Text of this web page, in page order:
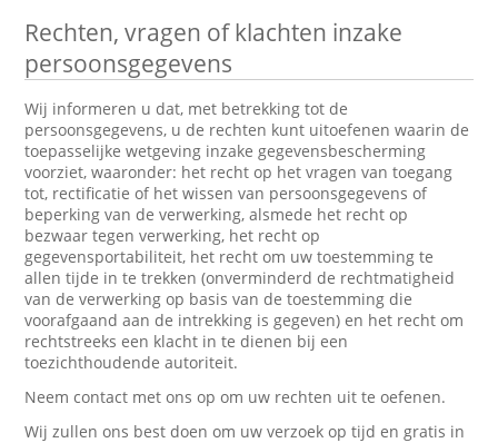
Rechten, vragen of klachten inzake
persoonsgegevens
Wij informeren u dat, met betrekking tot de
persoonsgegevens, u de rechten kunt uitoefenen waarin de
toepasselijke wetgeving inzake gegevensbescherming
voorziet, waaronder: het recht op het vragen van toegang
tot, rectificatie of het wissen van persoonsgegevens of
beperking van de verwerking, alsmede het recht op
bezwaar tegen verwerking, het recht op
gegevensportabiliteit, het recht om uw toestemming te
allen tijde in te trekken (onverminderd de rechtmatigheid
van de verwerking op basis van de toestemming die
voorafgaand aan de intrekking is gegeven) en het recht om
rechtstreeks een klacht in te dienen bij een
toezichthoudende autoriteit.
Neem contact met ons op om uw rechten uit te oefenen.
Wij zullen ons best doen om uw verzoek op tijd en gratis in